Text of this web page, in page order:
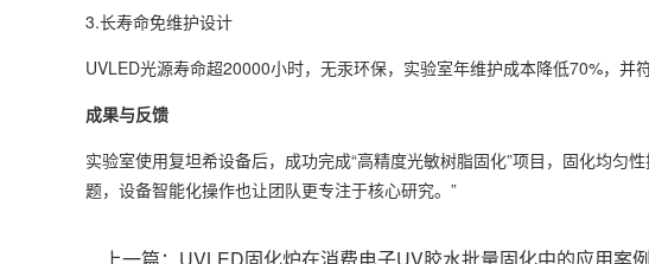
3.长寿命免维护设计
UVLED光源寿命超20000小时，无汞环保，实验室年维护成本降低70%，并
成果与反馈
实验室使用复坦希设备后，成功完成“高精度光敏树脂固化”项目，固化均匀
题，设备智能化操作也让团队更专注于核心研究。”